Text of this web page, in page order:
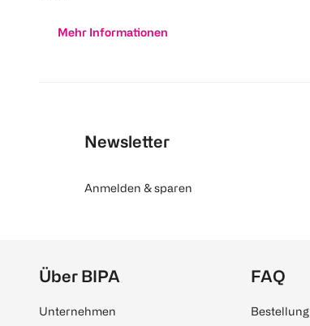
Mehr Informationen
Newsletter
Anmelden & sparen
Über BIPA
Unternehmen
FAQ
Bestellung